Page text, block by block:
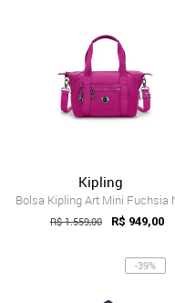
Kipling
Bolsa Kipling Art Mini Fuchsia
R$ 1.559,00 R$ 949,00
-39%